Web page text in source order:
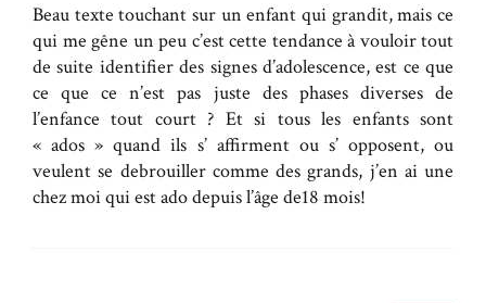
Beau texte touchant sur un enfant qui grandit, mais ce
qui me gêne un peu c’est cette tendance à vouloir tout
de suite identifier des signes d’adolescence, est ce que
ce que ce n’est pas juste des phases diverses de
l’enfance tout court ? Et si tous les enfants sont
« ados » quand ils s’ affirment ou s’ opposent, ou
veulent se debrouiller comme des grands, j’en ai une
chez moi qui est ado depuis l’âge de18 mois!